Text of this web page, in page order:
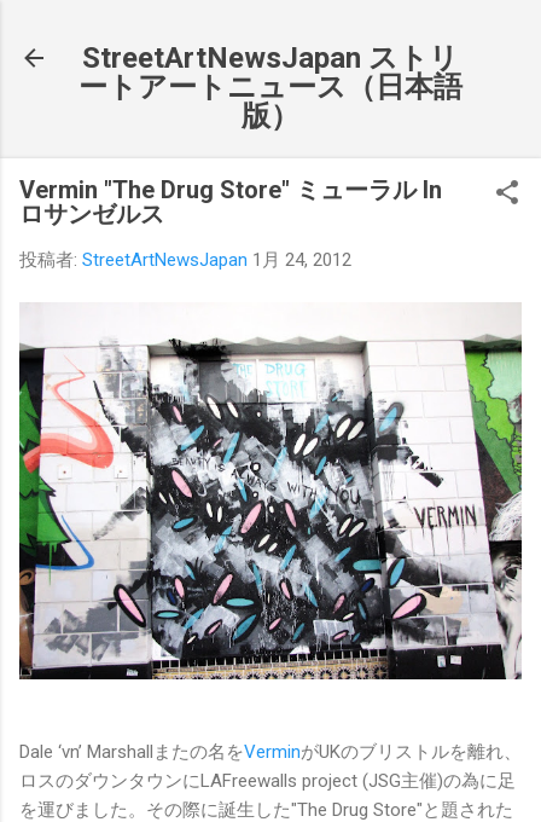
StreetArtNewsJapan ストリ
ートアートニュース（日本語
版）
Vermin "The Drug Store" ミューラル In
ロサンゼルス
投稿者: StreetArtNewsJapan 1月 24, 2012
Dale ‘vn’ Marshallまたの名をVerminがUKのブリストルを離れ、
ロスのダウンタウンにLAFreewalls project (JSG主催)の為に足
を運びました。その際に誕生した"The Drug Store"と題された